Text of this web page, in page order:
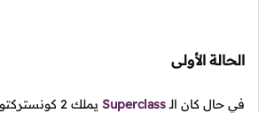
الحالة الأولى
في حال كان الـSuperclass يملك 2